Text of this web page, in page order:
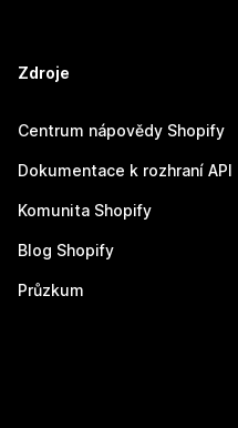
Zdroje
Centrum nápovědy Shopify
Dokumentace k rozhraní API
Komunita Shopify
Blog Shopify
Průzkum